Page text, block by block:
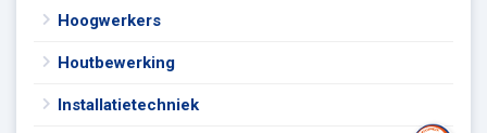
Hoogwerkers
Houtbewerking
Installatietechniek